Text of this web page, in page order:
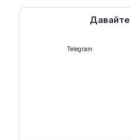
Telegram